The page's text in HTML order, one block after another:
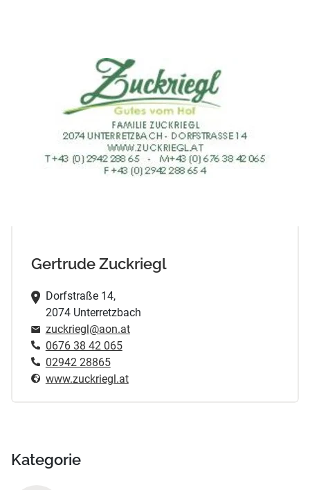
Gertrude Zuckriegl
Dorfstraße 14,
2074 Unterretzbach
zuckriegl@aon.at
0676 38 42 065
02942 28865
www.zuckriegl.at
Kategorie